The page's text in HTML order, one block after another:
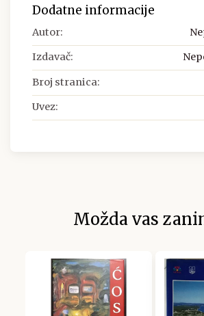
Dodatne informacije
Autor:
Izdavač:
Broj stranica:
Uvez:
Možda vas